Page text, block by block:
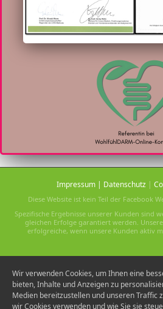
Impressum | Datenschutz |
Diese Website ist kein Teil der Facebook
Spezifische Ergebnisse unserer Kunden sind
gleichen Erfolge garantiert werden.
erfolgreiche, wenn unsere Kunden aktiv
Wir verwenden Cookies, um Ihnen eine
bieten, Inhalte und Anzeigen zu
Medien bereitzustellen und unseren Traffic
wir Cookies verwenden und wie Sie sie